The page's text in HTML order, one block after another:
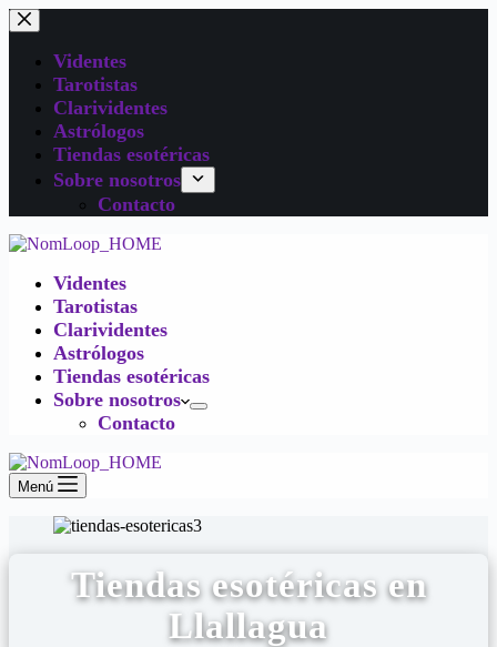
Videntes
Tarotistas
Clarividentes
Astrólogos
Tiendas esotéricas
Sobre nosotros
Contacto
Videntes
Tarotistas
Clarividentes
Astrólogos
Tiendas esotéricas
Sobre nosotros
Contacto
Menú
Tiendas esotéricas en
Llallagua